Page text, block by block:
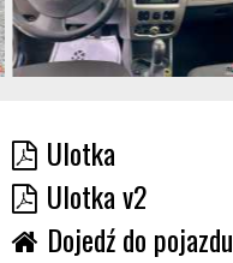
Ulotka
Ulotka v2
Dojedź do pojazdu